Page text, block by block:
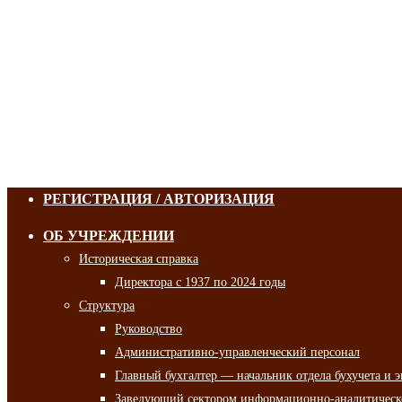
РЕГИСТРАЦИЯ / АВТОРИЗАЦИЯ
ОБ УЧРЕЖДЕНИИ
Историческая справка
Директора с 1937 по 2024 годы
Структура
Руководство
Административно-управленческий персонал
Главный бухгалтер — начальник отдела бухучета и
Заведующий сектором информационно-